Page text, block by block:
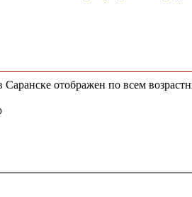
отображен по всем